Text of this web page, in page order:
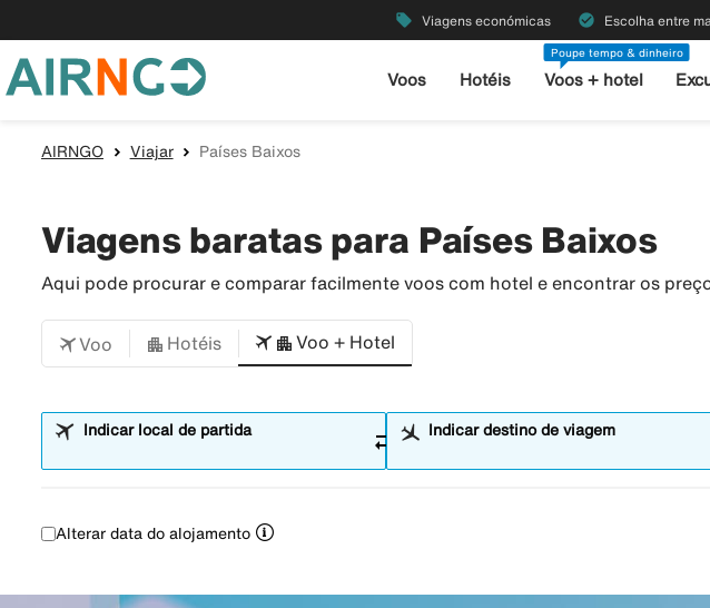
local_offer Viagens económicas check_circle Escolha entre
Voos Hotéis
Poupe tempo & dinheiro
Voos + hotel
AIRNGO Viajar Países Baixos
Viagens baratas para Países Baixos
Aqui pode procurar e comparar facilmente voos com hotel e encontrar os
Voo Hotéis Voo + Hotel
Indicar local de partida sync_alt Indicar destino de viagem
Alterar data do alojamento